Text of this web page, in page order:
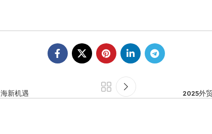
新机遇 2025外